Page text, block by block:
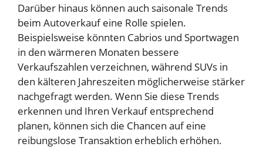
Darüber hinaus können auch saisonale Trends
beim Autoverkauf eine Rolle spielen.
Beispielsweise könnten Cabrios und Sportwagen
in den wärmeren Monaten bessere
Verkaufszahlen verzeichnen, während SUVs in
den kälteren Jahreszeiten möglicherweise stärker
nachgefragt werden. Wenn Sie diese Trends
erkennen und Ihren Verkauf entsprechend
planen, können sich die Chancen auf eine
reibungslose Transaktion erheblich erhöhen.